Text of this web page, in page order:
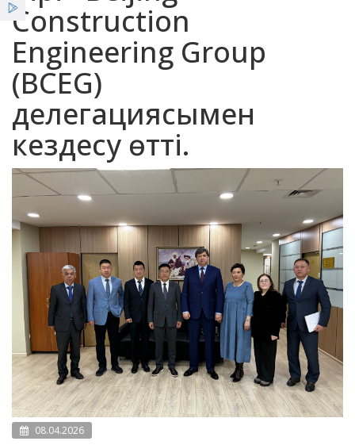
Қызметтер
Жаңалықтар
ҰСО жаршысы
Construction
Engineering Group
(BCEG)
делегациясымен
кездесу өтті.
08.04.2026